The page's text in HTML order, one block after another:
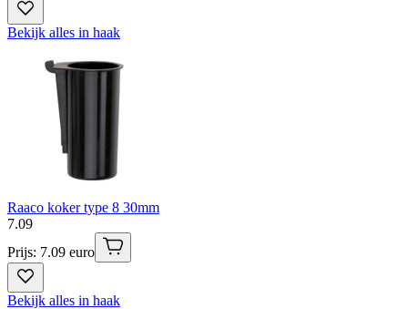
Bekijk alles in haak
Raaco koker type 8 30mm
7.09
Prijs: 7.09 euro
Bekijk alles in haak